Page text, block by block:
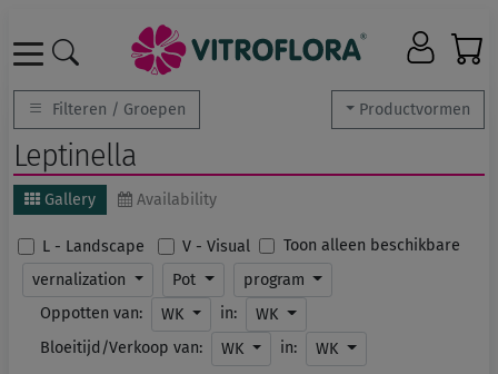
Productvormen
Filteren / Groepen
Leptinella
Gallery Availability
L - Landscape V - Visual
Toon alleen beschikbare
vernalization
Pot
program
Oppotten van:
WK in:
WK
Bloeitijd/Verkoop van:
WK in: WK